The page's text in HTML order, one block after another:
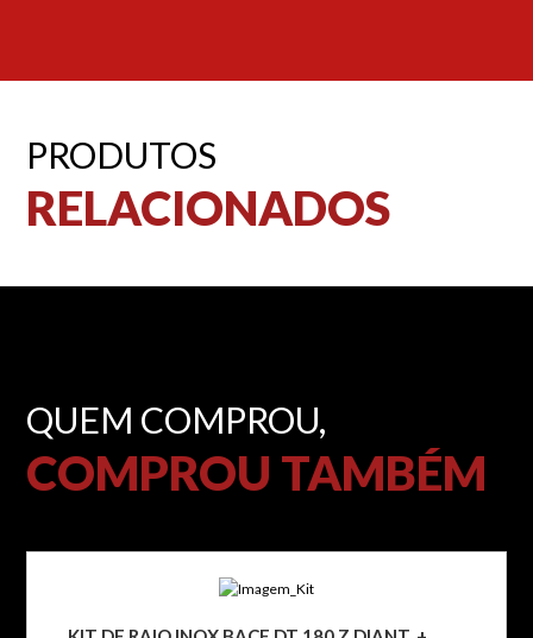
PRODUTOS
RELACIONADOS
QUEM COMPROU,
COMPROU TAMBÉM